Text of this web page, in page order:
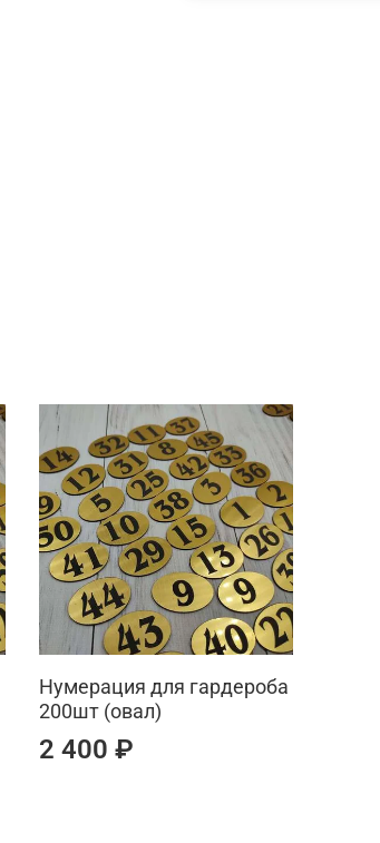
Нумерация для гардероба
200шт (овал)
2 400 ₽